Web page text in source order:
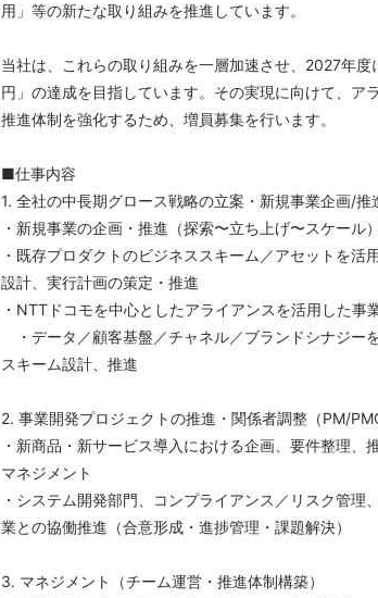
用」等の新たな取り組みを推進しています。
当社は、これらの取り組みを一層加速させ、2027年
円」の達成を目指しています。その実現に向けて、ア
推進体制を強化するため、増員募集を行います。
■仕事内容
1. 全社の中長期グロース戦略の立案・新規事業企画/推
・新規事業の企画・推進（探索〜立ち上げ〜スケール）
・既存プロダクトのビジネススキーム／アセットを活
設計、実行計画の策定・推進
・NTTドコモを中心としたアライアンスを活用した事
・データ／顧客基盤／チャネル／ブランドシナジー
スキーム設計、推進
2. 事業開発プロジェクトの推進・関係者調整（PM/
・新商品・新サービス導入における企画、要件整理、
マネジメント
・システム開発部門、コンプライアンス／リスク管理
業との協働推進（合意形成・進捗管理・課題解決）
3. マネジメント（チーム運営・推進体制構築）